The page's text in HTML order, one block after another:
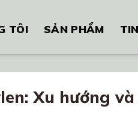
TÔI SẢN PHẨM
Xu hướng và